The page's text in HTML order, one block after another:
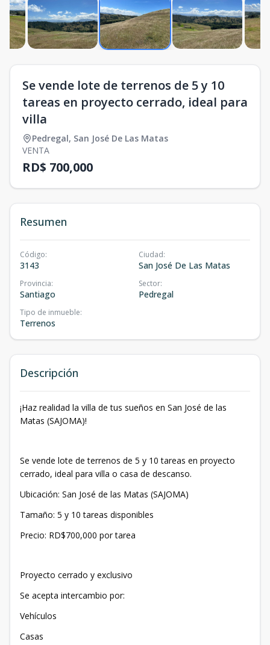
Se vende lote de terrenos de 5 y 10
tareas en proyecto cerrado, ideal para
villa
Pedregal, San José De Las Matas
VENTA
RD$ 700,000
Resumen
Código:
3143
Ciudad:
San José De Las Matas
Provincia:
Santiago
Sector:
Pedregal
Tipo de inmueble:
Terrenos
Descripción
¡Haz realidad la villa de tus sueños en San José de las
Matas (SAJOMA)!
Se vende lote de terrenos de 5 y 10 tareas en proyecto
cerrado, ideal para villa o casa de descanso.
Ubicación: San José de las Matas (SAJOMA)
Tamaño: 5 y 10 tareas disponibles
Precio: RD$700,000 por tarea
Proyecto cerrado y exclusivo
Se acepta intercambio por:
Vehículos
Casas